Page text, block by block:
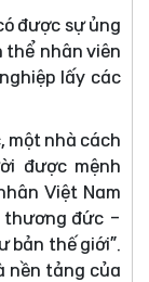
được sự ủng
thể nhân viên
lấy các
một nhà cách
được mệnh
Việt Nam
thương đức -
bản thế giới”.
nền tảng của